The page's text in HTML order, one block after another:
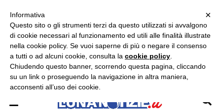
ASCOLTA RADIO LUNA
×
×
Informativa
Questo sito o gli strumenti terzi da questo utilizzati si avvalgono
di cookie necessari al funzionamento ed utili alle finalità illustrate
nella cookie policy. Se vuoi saperne di più o negare il consenso
a tutti o ad alcuni cookie, consulta la cookie policy
Chiudendo questo banner, scorrendo questa pagina, cliccando
su un link o proseguendo la navigazione in altra maniera,
acconsenti all’uso dei cookie.